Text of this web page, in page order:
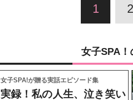
1 2
女子SPA
女子SPA!が贈る実話エピソード集
実録！私の人生、泣き笑い